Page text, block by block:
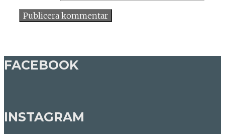
FACEBOOK
INSTAGRAM